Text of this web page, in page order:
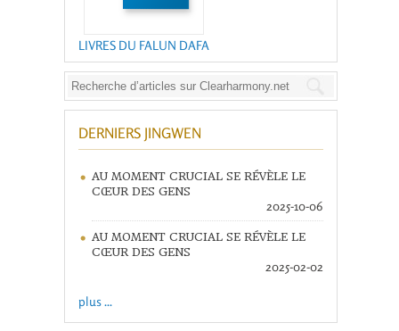
LIVRES DU FALUN DAFA
DERNIERS JINGWEN
AU MOMENT CRUCIAL SE RÉVÈLE LE
CŒUR DES GENS
2025-10-06
AU MOMENT CRUCIAL SE RÉVÈLE LE
CŒUR DES GENS
2025-02-02
plus ...